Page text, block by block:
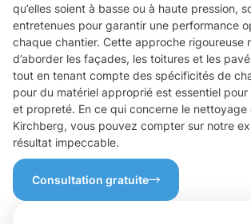
qu’elles soient à basse ou à haute pression,
entretenues pour garantir une performance
chaque chantier. Cette approche rigoureuse
d’aborder les façades, les toitures et les
tout en tenant compte des spécificités de
pour du matériel approprié est essentiel
et propreté. En ce qui concerne le
Kirchberg, vous pouvez compter sur notre
résultat impeccable.
Consultation gratuite